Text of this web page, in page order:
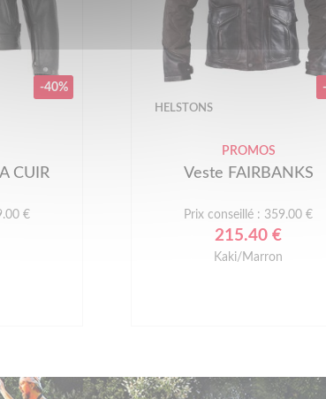
-40%
CUIR
€
HELSTONS
PROMOS
Veste FAIRBANKS
Prix conseillé : 359.00 €
215.40 €
Kaki/Marron